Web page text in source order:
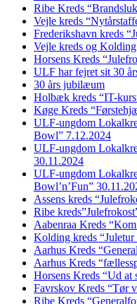
Ribe Kreds
Vejle kreds
Frederikshavn kreds
Vejle kreds og
Horsens Kreds
ULF har fejret sit 30
30 års jubilæum
Holbæk kreds “IT-
Køge Kreds
ULF-ungdom
Bowl” 7.12.2024
ULF-ungdom
30.11.2024
ULF-ungdom
Bowl’n’Fun”
Assens kreds
Ribe
Aabenraa Kreds
Kolding kreds
Aarhus Kreds
Aarhus Kreds
Horsens Kreds “Ud at
Favrskov Kreds “Tør
Ribe Kreds